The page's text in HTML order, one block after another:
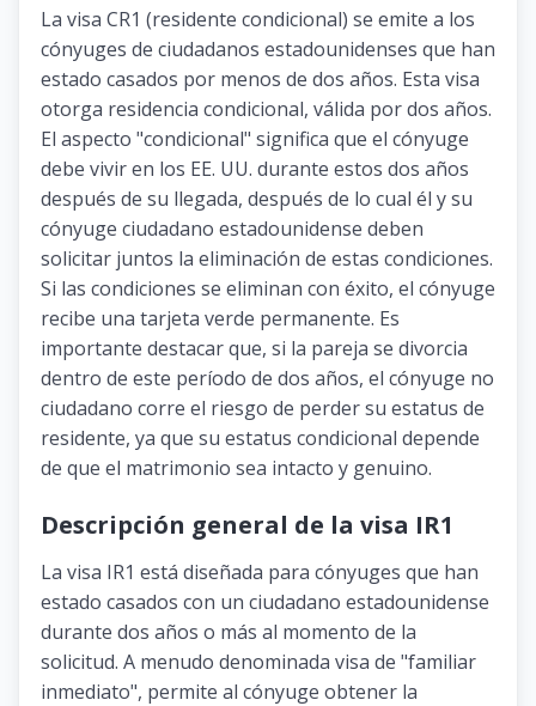
La visa CR1 (residente condicional) se emite a los
cónyuges de ciudadanos estadounidenses que han
estado casados ​​por menos de dos años. Esta visa
otorga residencia condicional, válida por dos años.
El aspecto "condicional" significa que el cónyuge
debe vivir en los EE. UU. durante estos dos años
después de su llegada, después de lo cual él y su
cónyuge ciudadano estadounidense deben
solicitar juntos la eliminación de estas condiciones.
Si las condiciones se eliminan con éxito, el cónyuge
recibe una tarjeta verde permanente. Es
importante destacar que, si la pareja se divorcia
dentro de este período de dos años, el cónyuge no
ciudadano corre el riesgo de perder su estatus de
residente, ya que su estatus condicional depende
de que el matrimonio sea intacto y genuino.
Descripción general de la visa IR1
La visa IR1 está diseñada para cónyuges que han
estado casados ​​con un ciudadano estadounidense
durante dos años o más al momento de la
solicitud. A menudo denominada visa de "familiar
inmediato", permite al cónyuge obtener la